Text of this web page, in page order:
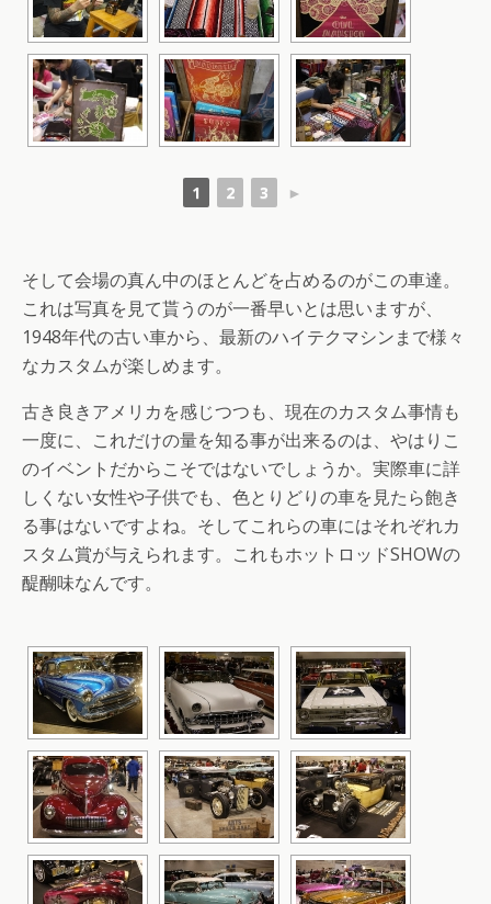
1 2 3 ►
そして会場の真ん中のほとんどを占めるのがこの車達。
これは写真を見て貰うのが一番早いとは思いますが、
1948年代の古い車から、最新のハイテクマシンまで様々
なカスタムが楽しめます。
古き良きアメリカを感じつつも、現在のカスタム事情も
一度に、これだけの量を知る事が出来るのは、やはりこ
のイベントだからこそではないでしょうか。実際車に詳
しくない女性や子供でも、色とりどりの車を見たら飽き
る事はないですよね。そしてこれらの車にはそれぞれカ
スタム賞が与えられます。これもホットロッドSHOWの
醍醐味なんです。